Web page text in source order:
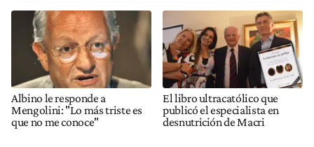
Albino le responde a
Mengolini: "Lo más triste es
que no me conoce"
El libro ultracatólico que
publicó el especialista en
desnutrición de Macri